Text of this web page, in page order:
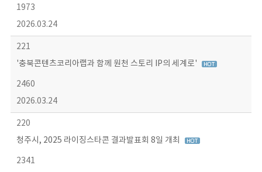
1973
2026.03.24
221
'충북콘텐츠코리아랩과 함께 원천 스토리 IP의 세계로'
2460
2026.03.24
220
청주시, 2025 라이징스타콘 결과발표회 8일 개최
2341